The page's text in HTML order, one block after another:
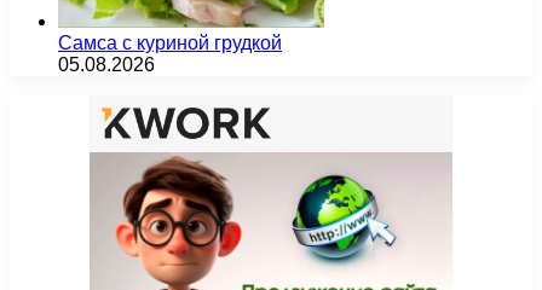
Самса с куриной грудкой
05.08.2026